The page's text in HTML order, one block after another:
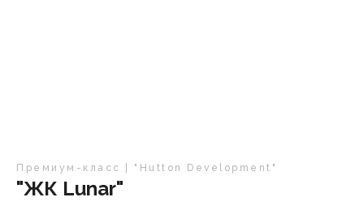
Премиум-класс | "Hutton Development"
"ЖК Lunar"